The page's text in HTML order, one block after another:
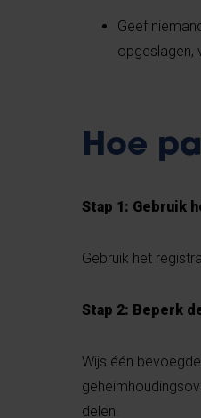
Geef
opgeslagen,
Hoe
Stap 1: Gebruik
Gebruik het
Stap 2: Beperk
Wijs één
delen.